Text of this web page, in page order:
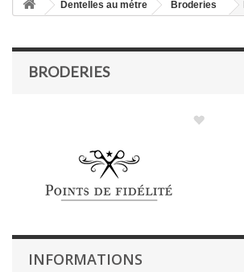
Dentelles au métre Broderies
BRODERIES
INFORMATIONS